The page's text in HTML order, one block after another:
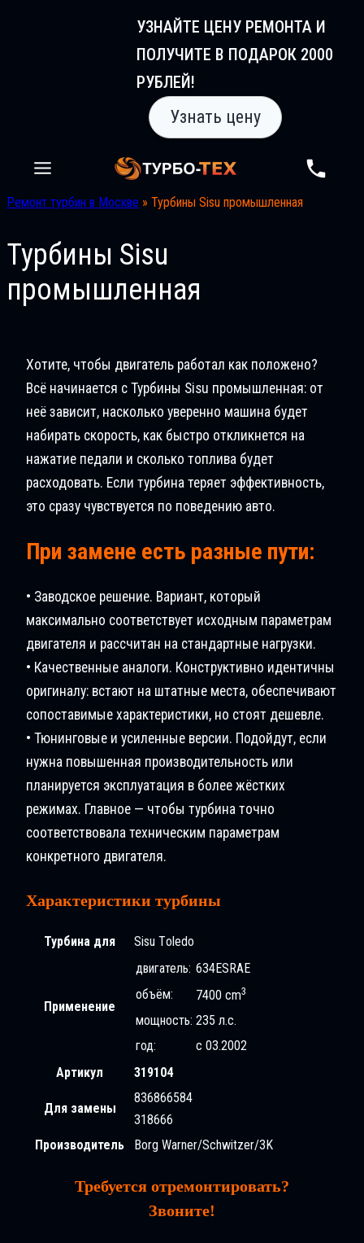
УЗНАЙТЕ ЦЕНУ РЕМОНТА И
ПОЛУЧИТЕ В ПОДАРОК 2000
РУБЛЕЙ!
Узнать цену
Ремонт турбин в Москве » Турбины Sisu промышленная
Турбины Sisu
промышленная
Хотите, чтобы двигатель работал как положено?
Всё начинается с Турбины Sisu промышленная: от
неё зависит, насколько уверенно машина будет
набирать скорость, как быстро откликнется на
нажатие педали и сколько топлива будет
расходовать. Если турбина теряет эффективность,
это сразу чувствуется по поведению авто.
При замене есть разные пути:
• Заводское решение. Вариант, который
максимально соответствует исходным параметрам
двигателя и рассчитан на стандартные нагрузки.
• Качественные аналоги. Конструктивно идентичны
оригиналу: встают на штатные места, обеспечивают
сопоставимые характеристики, но стоят дешевле.
• Тюнинговые и усиленные версии. Подойдут, если
нужна повышенная производительность или
планируется эксплуатация в более жёстких
режимах. Главное — чтобы турбина точно
соответствовала техническим параметрам
конкретного двигателя.
Характеристики турбины
Турбина для Sisu Tоledo
Применение
двигатель: 634ESRAE
объём:
7400 cm3
мощность: 235 л.с.
год:
с 03.2002
Артикул
319104
Для замены
836866584
318666
Производитель
Borg Warner/Schwitzer/3K
Требуется отремонтировать?
Звоните!